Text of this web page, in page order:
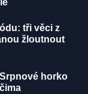
tři věci z
žloutnout
horko